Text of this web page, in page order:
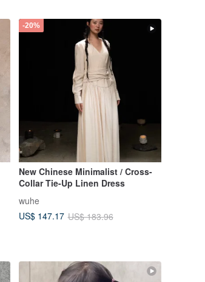
-20%
New Chinese Minimalist / Cross-
Collar Tie-Up Linen Dress
wuhe
US$ 147.17 US$ 183.96